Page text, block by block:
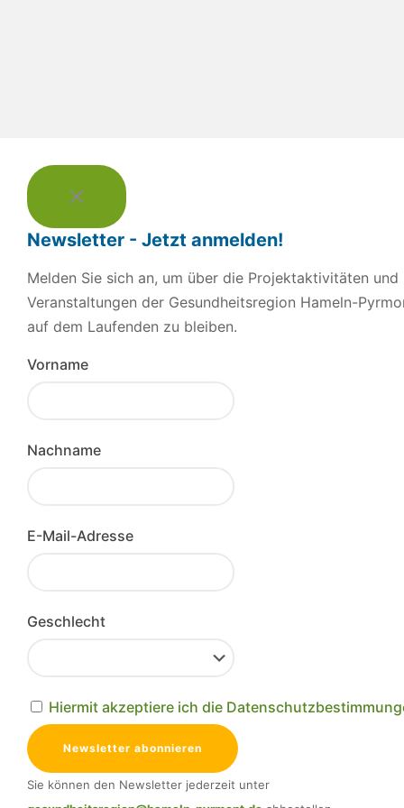
Newsletter - Jetzt anmelden!
Melden Sie sich an, um über die Projektaktivitäten und
Veranstaltungen der Gesundheitsregion Hameln-
auf dem Laufenden zu bleiben.
Vorname
Nachname
E-Mail-Adresse
Geschlecht
Hiermit akzeptiere ich die
Sie können den Newsletter jederzeit unter